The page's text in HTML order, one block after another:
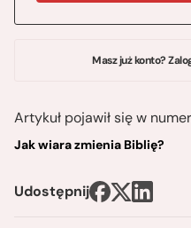
Masz już konto?
Artykuł pojawił się w
Jak wiara zmienia Biblię?
Udostępnij